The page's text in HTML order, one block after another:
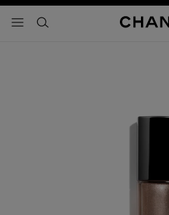
- navegación principal
buscar